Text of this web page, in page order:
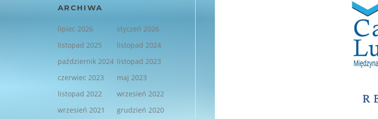
ARCHIWA
lipiec 2026
styczeń 2026
listopad 2025
listopad 2024
październik 2024 listopad 2023
czerwiec 2023
maj 2023
listopad 2022
wrzesień 2022
wrzesień 2021
grudzień 2020